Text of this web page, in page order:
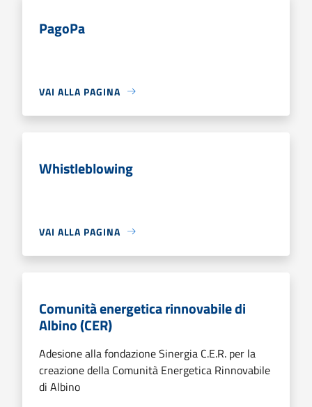
PagoPa
VAI ALLA PAGINA
Whistleblowing
VAI ALLA PAGINA
Comunità energetica rinnovabile di
Albino (CER)
Adesione alla fondazione Sinergia C.E.R. per la
creazione della Comunità Energetica Rinnovabile
di Albino